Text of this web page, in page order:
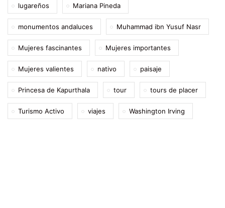
lugareños Mariana Pineda
monumentos andaluces Muhammad ibn Yusuf Nasr
Mujeres fascinantes Mujeres importantes
Mujeres valientes nativo paisaje
Princesa de Kapurthala tour tours de placer
Turismo Activo viajes Washington Irving